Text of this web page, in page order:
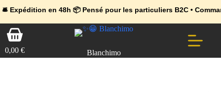
en 48h 📦 Pensé pour les particuliers B2C • Commande
🔥 Déjà adopté par les pros 👉 Passez en Espace Pro B2B 📦
💼 Offres réservées aux professionnels 🚀 Rejoignez l’Espace Pro
PasserPanier
d’achat
0,00 € Blanchimo